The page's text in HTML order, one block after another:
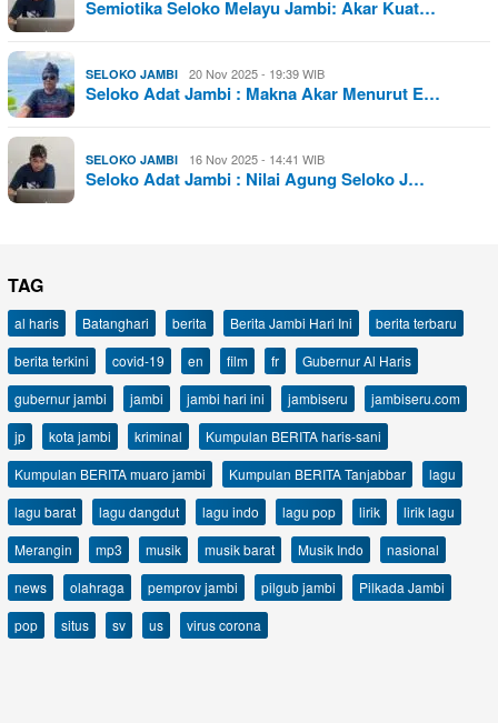
Semiotika Seloko Melayu Jambi: Akar Kuat…
SELOKO JAMBI 20 Nov 2025 - 19:39 WIB
Seloko Adat Jambi : Makna Akar Menurut E…
SELOKO JAMBI 16 Nov 2025 - 14:41 WIB
Seloko Adat Jambi : Nilai Agung Seloko J…
TAG
al haris Batanghari berita Berita Jambi Hari Ini
berita terbaru
berita terkini
covid-19 en film fr
Gubernur Al Haris
gubernur jambi
jambi jambi hari ini jambiseru
jambiseru.com
jp
kota jambi kriminal
Kumpulan BERITA haris-sani
Kumpulan BERITA muaro jambi
Kumpulan BERITA Tanjabbar
lagu
lagu barat
lagu dangdut lagu indo lagu pop lirik
lirik lagu
Merangin
mp3 musik musik barat Musik Indo
nasional
news
olahraga pemprov jambi pilgub jambi
Pilkada Jambi
pop
situs sv us virus corona